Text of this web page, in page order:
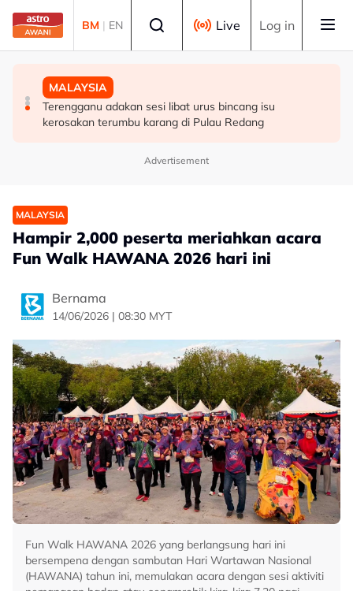
Skip to main content
BM | EN Live Log in
HIBURAN
M. Nasir pilih Aliff Aziz, Melinda Dadew hidupkan kisah
Mansur & Liu
DUNIA
Sultan Brunei titah gelaran diraja isteri Putera Abdul
Malik ditarik balik serta-merta
MALAYSIA
Terengganu adakan sesi libat urus bincang isu
kerosakan terumbu karang di Pulau Redang
Advertisement
MALAYSIA
Hampir 2,000 peserta meriahkan acara
Fun Walk HAWANA 2026 hari ini
Bernama
14/06/2026 | 08:30 MYT
Fun Walk HAWANA 2026 yang berlangsung hari ini
bersempena dengan sambutan Hari Wartawan Nasional
(HAWANA) tahun ini, memulakan acara dengan sesi aktiviti